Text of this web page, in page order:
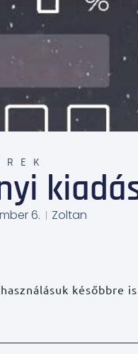
6. Zoltan
későbbre